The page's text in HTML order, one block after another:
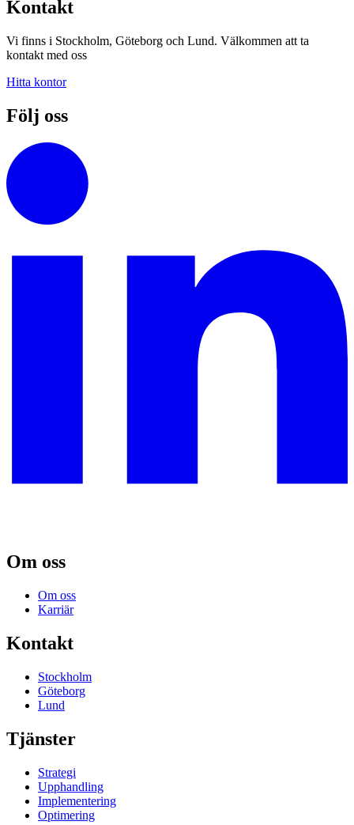
Kontakt
Vi finns i Stockholm, Göteborg och Lund. Välkommen att ta
kontakt med oss
Hitta kontor
Följ oss
Om oss
Om oss
Karriär
Kontakt
Stockholm
Göteborg
Lund
Tjänster
Strategi
Upphandling
Implementering
Optimering